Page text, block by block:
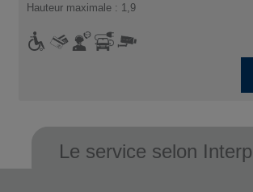
Hauteur maximale : 1,9
Le service selon